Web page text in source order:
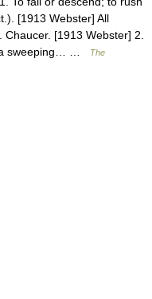
[1913 Webster] All
[1913 Webster] 2.
a sweeping… …
The